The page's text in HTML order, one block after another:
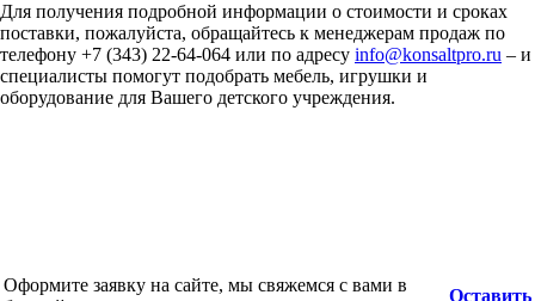
Для получения подробной информации о стоимости и сроках
поставки, пожалуйста, обращайтесь к менеджерам продаж по
телефону +7 (343) 22-64-064 или по адресу info@konsaltpro.ru – и
специалисты помогут подобрать мебель, игрушки и
оборудование для Вашего детского учреждения.
Оформите заявку на сайте, мы свяжемся с вами в
Оставить